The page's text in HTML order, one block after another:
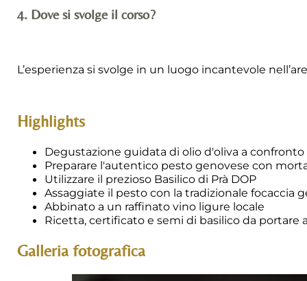
4. Dove si svolge il corso?
L’esperienza si svolge in un luogo incantevole
Highlights
Degustazione guidata di olio d'oliva a
Preparare l'autentico pesto genovese con
Utilizzare il prezioso Basilico di Prà DOP
Assaggiate il pesto con la tradizionale focaccia
Abbinato a un raffinato vino ligure locale
Ricetta, certificato e semi di basilico da portare
Galleria fotografica